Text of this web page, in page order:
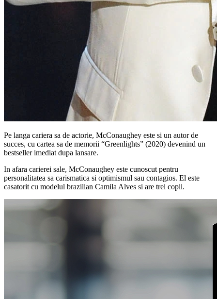
Pe langa cariera sa de actorie, McConaughey este si un autor de
succes, cu cartea sa de memorii “Greenlights” (2020) devenind un
bestseller imediat dupa lansare.
In afara carierei sale, McConaughey este cunoscut pentru
personalitatea sa carismatica si optimismul sau contagios. El este
casatorit cu modelul brazilian Camila Alves si are trei copii.